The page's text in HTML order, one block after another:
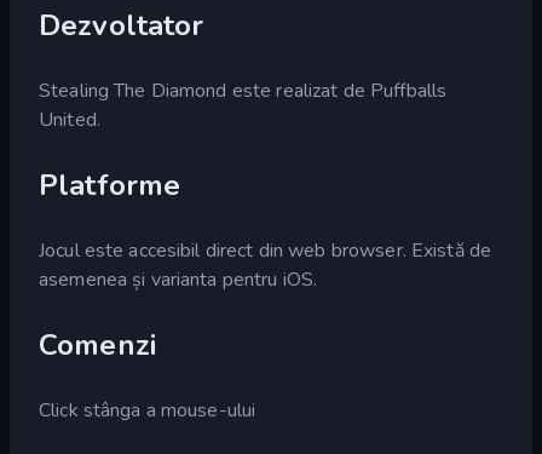
Dezvoltator
Stealing The Diamond este realizat de Puffballs
United.
Platforme
Jocul este accesibil direct din web browser. Există de
asemenea și varianta pentru iOS.
Comenzi
Click stânga a mouse-ului